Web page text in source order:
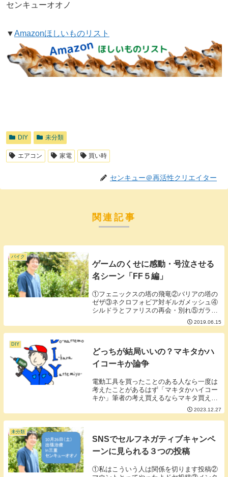
センキューオオノ
▼Amazonほしいものリスト
DIY 未分類
エアコン 家電 買い時
センキュー＠再活性クリエイター
関連記事
バイク
ゲームのくせに感動・号泣させる
名シーン「FF５編」
①フェニックスの塔の飛竜②バリアの塔の
ゼザ③ネクロフォビア対ギルガメッシュ④
シルドラとファリスの再会・別れ⑤ガラフ
対エクスデス■①フェニックスの塔の飛竜
命が長くないと分かった飛竜が最後の力を
振り絞り召喚獣フェニックスになるシー
2019.06.15
DIY
どっちが結局いいの？マキタかハ
イコーキか論争
電動工具を買ったことのある人なら一度は
考えたことがあるはず「マキタかハイコー
キか」筆者の考え買えるならマキタ買えな
いならハイコーキマキタもハイコーキもい
いブランドだと思いますがマキタのほうが
少し高いです。その分スペックもいいそう
2023.12.27
未分類
SNSでセルフネガティブキャンペ
ーンに見られる３つの投稿
①私はこういう人は関係を切ります投稿②